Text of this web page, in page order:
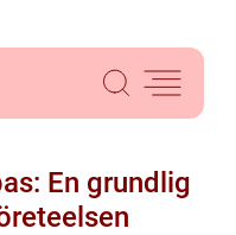
En grundlig